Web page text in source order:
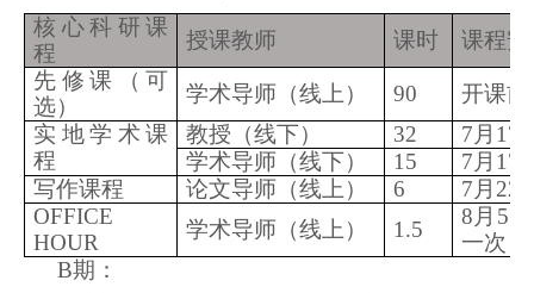
核心科研课
程
授课教师 课时
课程安
先修课（可
选）
学术导师（线上） 90
开课前
实地学术课
程
教授（线下） 32 7 月17
学术导师（线下）
15 7 月17
写作课程
论文导师（线上） 6 7 月22
OFFICE
HOUR
学术导师（线上） 1.5
8 月5
一次）
B期：